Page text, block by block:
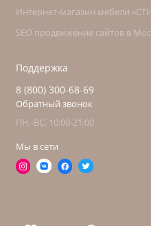
Интернет-магазин мебели
SEO продвижение сайтов в
Поддержка
8 (800) 300-68-69
Обратный звонок
ПН.-ВС. 10:00-21:00
Мы в сети